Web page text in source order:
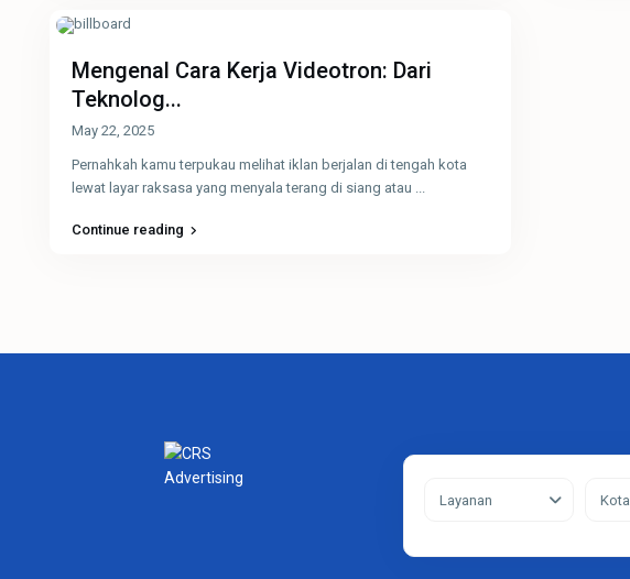
Mengenal Cara Kerja Videotron: Dari
Teknolog...
May 22, 2025
Pernahkah kamu terpukau melihat iklan berjalan di tengah kota
lewat layar raksasa yang menyala terang di siang atau ...
Continue reading
Layanan Kota